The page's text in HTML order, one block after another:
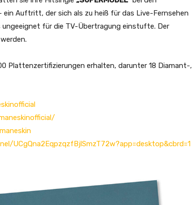
ein Auftritt, der sich als zu heiß für das Live-Fernsehen
ungeeignet für die TV-Übertragung einstufte. Der
Plattenzertifizierungen erhalten, darunter 18 Diamant-,
UCgQna2EqpzqzfBjlSmzT72w?app=desktop&cbrd=1